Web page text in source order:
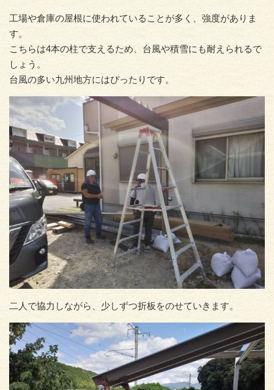
工場や倉庫の屋根に使われていることが多く、強度がありま
す。
こちらは4本の柱で支えるため、台風や積雪にも耐えられるで
しょう。
台風の多い九州地方にはぴったりです。
二人で協力しながら、少しずつ折板をのせていきます。